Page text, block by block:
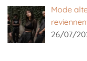
Mode
26/07/